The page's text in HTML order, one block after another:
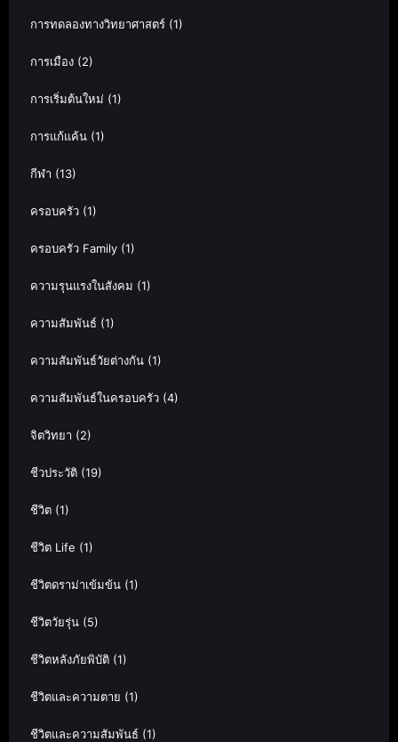
การทดลองทางวิทยาศาสตร์ (1)
การเมือง (2)
การเริ่มต้นใหม่ (1)
การแก้แค้น (1)
กีฬา (13)
ครอบครัว (1)
ครอบครัว Family (1)
ความรุนแรงในสังคม (1)
ความสัมพันธ์ (1)
ความสัมพันธ์วัยต่างกัน (1)
ความสัมพันธ์ในครอบครัว (4)
จิตวิทยา (2)
ชีวประวัติ (19)
ชีวิต (1)
ชีวิต Life (1)
ชีวิตดราม่าเข้มข้น (1)
ชีวิตวัยรุ่น (5)
ชีวิตหลังภัยพิบัติ (1)
ชีวิตและความตาย (1)
ชีวิตและความสัมพันธ์ (1)